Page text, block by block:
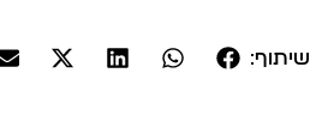
שיתוף: